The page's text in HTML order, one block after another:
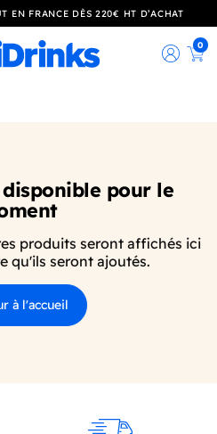
EN FRANCE DÈS 220€ HT D’ACHAT
0
pour le
produits seront affichés ici
qu'ils seront ajoutés.
à l'accueil